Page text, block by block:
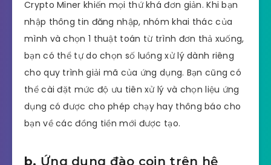
Crypto Miner khiến mọi thứ khá đơn giản. Khi bạn
nhập thông tin đăng nhập, nhóm khai thác của
mình và chọn 1 thuật toán từ trình đơn thả xuống,
bạn có thể tự do chọn số luồng xử lý dành riêng
cho quy trình giải mã của ứng dụng. Bạn cũng có
thể cài đặt mức độ ưu tiên xử lý và chọn liệu ứng
dụng có được cho phép chạy hay thông báo cho
bạn về các đồng tiền mới được tạo.
b. Ứng dụng đào coin trên hệ